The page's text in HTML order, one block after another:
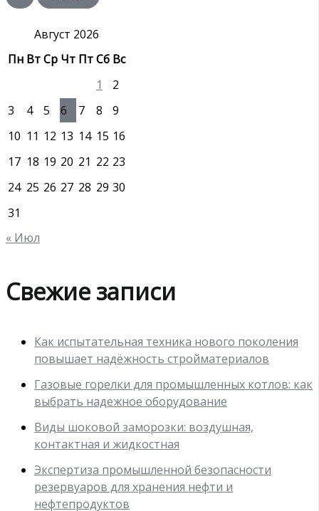
с
Август 2026
Пн ВтСр Чт ПтСб Вс
1
2
3
4 5 6 7 8
9
10 11 12 13 14 15 16
17 18 19 20 21 22 23
24 25 26 27 28 29 30
31
« Июл
Свежие записи
Как испытательная техника нового поколения
повышает надёжность стройматериалов
Газовые горелки для промышленных котлов: как
выбрать надежное оборудование
Виды шоковой заморозки: воздушная,
контактная и жидкостная
Экспертиза промышленной безопасности
резервуаров для хранения нефти и
нефтепродуктов